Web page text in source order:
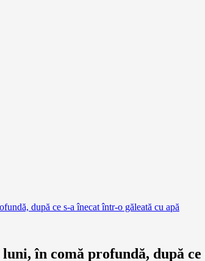
după ce s-a înecat într-o găleată cu apă
în comă profundă, după